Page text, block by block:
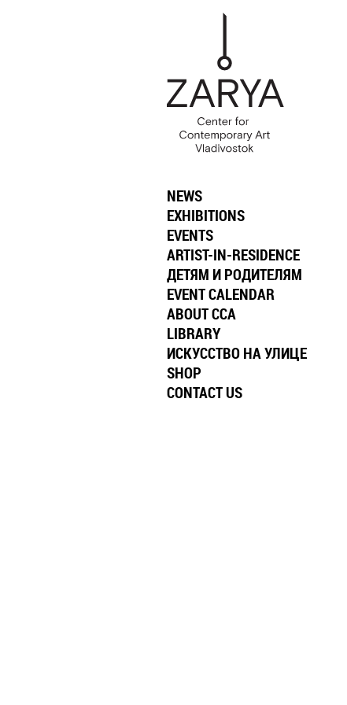
NEWS
EXHIBITIONS
EVENTS
ARTIST-IN-RESIDENCE
ДЕТЯМ И РОДИТЕЛЯМ
EVENT CALENDAR
ABOUT CCA
LIBRARY
ИСКУССТВО НА УЛИЦЕ
SHOP
CONTACT US